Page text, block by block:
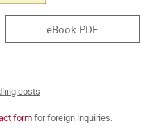
eBook PDF
costs
formfor foreign inquiries.